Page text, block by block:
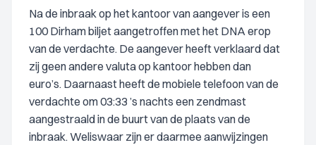
Na de inbraak op het kantoor van aangever is een
100 Dirham biljet aangetroffen met het DNA erop
van de verdachte. De aangever heeft verklaard dat
zij geen andere valuta op kantoor hebben dan
euro’s. Daarnaast heeft de mobiele telefoon van de
verdachte om 03:33 ’s nachts een zendmast
aangestraald in de buurt van de plaats van de
inbraak. Weliswaar zijn er daarmee aanwijzingen